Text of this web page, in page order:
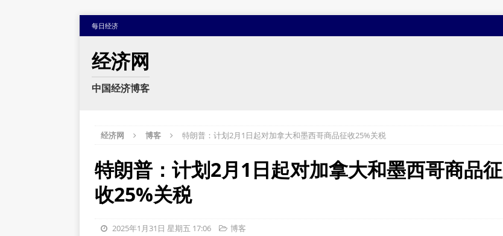
每日经济
经济网
中国经济博客
经济网 博客 特朗普：计划2月1日起对加拿大和墨西哥商品征收25%关税
特朗普：计划2月1日起对加拿大和墨西哥商品征
收25%关税
2025年1月31日 星期五 17:06 博客